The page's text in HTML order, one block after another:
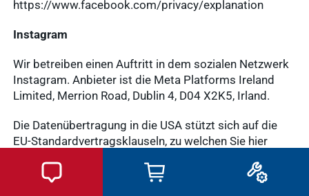
https://www.facebook.com/privacy/explanation
Instagram
Wir betreiben einen Auftritt in dem sozialen Netzwerk
Instagram. Anbieter ist die Meta Platforms Ireland
Limited, Merrion Road, Dublin 4, D04 X2K5, Irland.
Die Datenübertragung in die USA stützt sich auf die
EU-Standardvertragsklauseln, zu welchen Sie hier
de.facebook.com/help/566994660333381 und